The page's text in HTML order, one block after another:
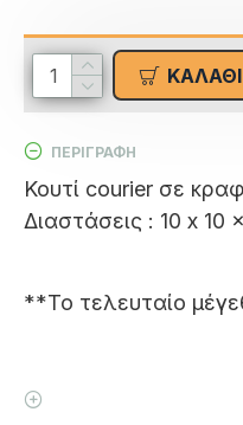
ΚΑΛΆΘΙ
ΠΕΡΙΓΡΑΦΗ
Κουτί courier σε
Διαστάσεις : 10 x 10
**Το τελευταίο